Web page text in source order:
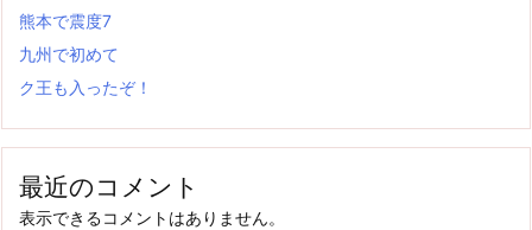
熊本で震度7
九州で初めて
ク王も入ったぞ！
最近のコメント
表示できるコメントはありません。